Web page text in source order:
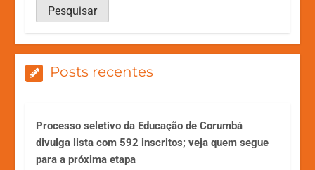
Posts recentes
Processo seletivo da Educação de Corumbá
divulga lista com 592 inscritos; veja quem segue
para a próxima etapa